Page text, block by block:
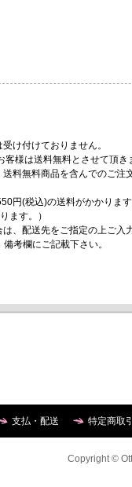
け付けておりません。
客様は送料無料とさせて頂き
料無料商品を含んでのご注
円(税込)の送料がかかりま
ます。）
、配送先をご指定の上ご入
考欄にご記載下さい。
支払・配送 特定商取
Copyright ©